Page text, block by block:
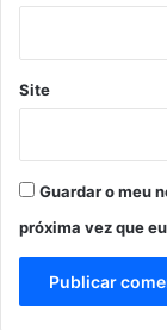
Site
Guardar o meu
próxima vez que